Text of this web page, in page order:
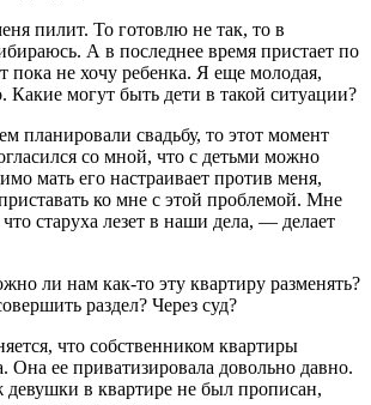
пилит. То готовлю не так, то в
А в последнее время пристает по
пока не хочу ребенка. Я еще молодая,
Какие могут быть дети в такой ситуации?
планировали свадьбу, то этот момент
со мной, что с детьми можно
мать его настраивает против меня,
ко мне с этой проблемой. Мне
старуха лезет в наши дела, — делает
ли нам как-то эту квартиру разменять?
раздел? Через суд?
что собственником квартиры
Она ее приватизировала довольно давно.
в квартире не был прописан,